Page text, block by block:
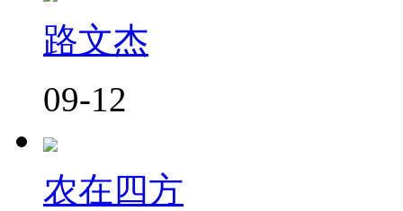
路文杰
09-12
农在四方